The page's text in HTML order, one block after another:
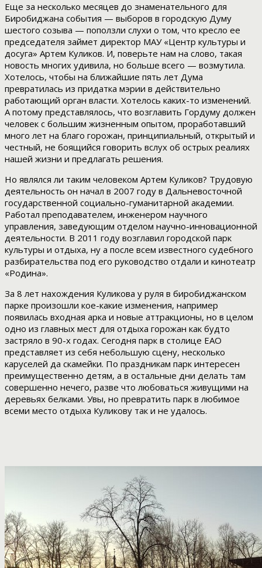
Еще за несколько месяцев до знаменательного для
Биробиджана события — выборов в городскую Думу
шестого созыва — поползли слухи о том, что кресло ее
председателя займет директор МАУ «Центр культуры и
досуга» Артем Куликов. И, поверьте нам на слово, такая
новость многих удивила, но больше всего — возмутила.
Хотелось, чтобы на ближайшие пять лет Дума
превратилась из придатка мэрии в действительно
работающий орган власти. Хотелось каких-то изменений.
А потому представлялось, что возглавить Гордуму должен
человек с большим жизненным опытом, проработавший
много лет на благо горожан, принципиальный, открытый и
честный, не боящийся говорить вслух об острых реалиях
нашей жизни и предлагать решения.
Но являлся ли таким человеком Артем Куликов? Трудовую
деятельность он начал в 2007 году в Дальневосточной
государственной социально-гуманитарной академии.
Работал преподавателем, инженером научного
управления, заведующим отделом научно-инновационной
деятельности. В 2011 году возглавил городской парк
культуры и отдыха, ну а после всем известного судебного
разбирательства под его руководство отдали и кинотеатр
«Родина».
За 8 лет нахождения Куликова у руля в биробиджанском
парке произошли кое-какие изменения, например
появилась входная арка и новые аттракционы, но в целом
одно из главных мест для отдыха горожан как будто
застряло в 90-х годах. Сегодня парк в столице ЕАО
представляет из себя небольшую сцену, несколько
каруселей да скамейки. По праздникам парк интересен
преимущественно детям, а в остальные дни делать там
совершенно нечего, разве что любоваться живущими на
деревьях белками. Увы, но превратить парк в любимое
всеми место отдыха Куликову так и не удалось.